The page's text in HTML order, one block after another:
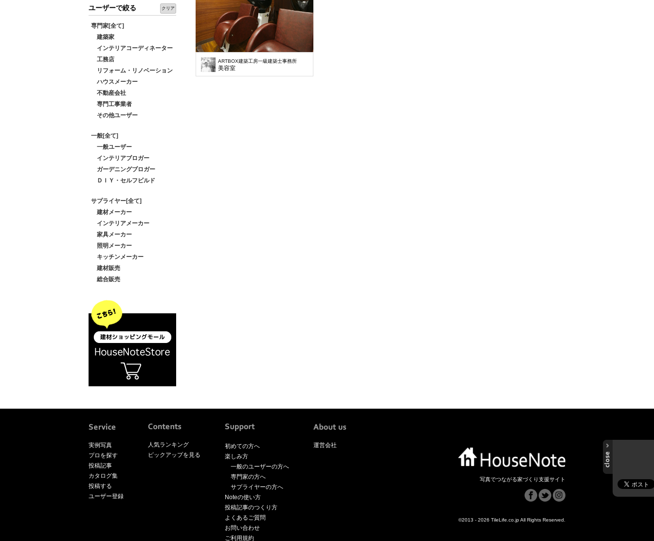
ユーザーで絞る クリア
専門家[全て]
建築家
インテリアコーディネーター
工務店
リフォーム・リノベーション
ハウスメーカー
不動産会社
専門工事業者
その他ユーザー
一般[全て]
一般ユーザー
インテリアブロガー
ガーデニングブロガー
ＤＩＹ・セルフビルド
サプライヤー[全て]
建材メーカー
インテリアメーカー
家具メーカー
照明メーカー
キッチンメーカー
建材販売
総合販売
ARTBOX建築工房一級建築士事務所
美容室
実例写真
プロを探す
投稿記事
カタログ集
投稿する
ユーザー登録
人気ランキング
ピックアップを見る
初めての方へ
楽しみ方
一般のユーザーの方へ
専門家の方へ
サプライヤーの方へ
Noteの使い方
投稿記事のつくり方
よくあるご質問
お問い合わせ
ご利用規約
運営会社
写真でつながる家づくり支援サイト
©2013 - 2026 TileLife.co.jp All Rights Reserved.